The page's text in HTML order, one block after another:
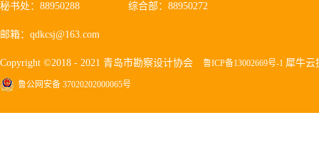
秘书处：88950288 综合部：88950272
邮箱：qdkcsj@163.com
Copyright ©2018 - 2021 青岛市勘察设计协会 鲁ICP备13002669号-1 犀牛云
鲁公网安备 37020202000065号